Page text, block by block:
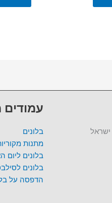
יש
בעמוד
ישראל
עמודים
בלונים
מתנות
בלונים ליום
בלונים
הדפסה על